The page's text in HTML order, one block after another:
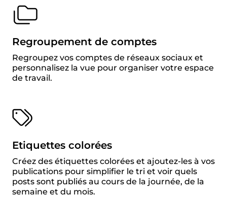
Regroupement de comptes
Regroupez vos comptes de réseaux sociaux et
personnalisez la vue pour organiser votre espace
de travail.
Etiquettes colorées
Créez des étiquettes colorées et ajoutez-les à vos
publications pour simplifier le tri et voir quels
posts sont publiés au cours de la journée, de la
semaine et du mois.